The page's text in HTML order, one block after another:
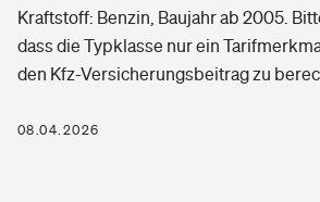
Arbeitsrechtsschutz
Berufshaftpflichtversicherung
Zur Übersicht
Elementarversicherung
Pri­vate Haft­pflicht­
Gesundheit
Private Krankenversicherung
Kraftstoff: Benzin, Baujahr ab 2005.
dass die Typklasse nur ein
den Kfz-Versicherungsbeitrag zu
08.04.2026